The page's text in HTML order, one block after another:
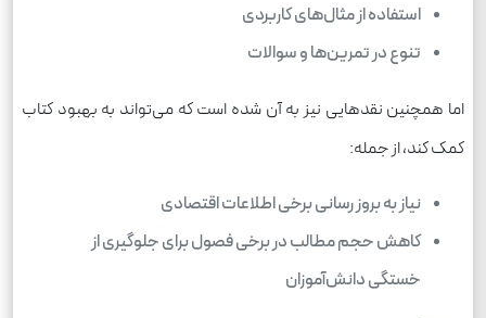
استفاده از مثال‌های کاربردی
تنوع در تمرین‌ها و سوالات
اما همچنین نقدهایی نیز به آن شده است که می‌تواند به بهبود کتاب
کمک کند، از جمله:
نیاز به بروز رسانی برخی اطلاعات اقتصادی
کاهش حجم مطالب در برخی فصول برای جلوگیری از
خستگی دانش‌آموزان